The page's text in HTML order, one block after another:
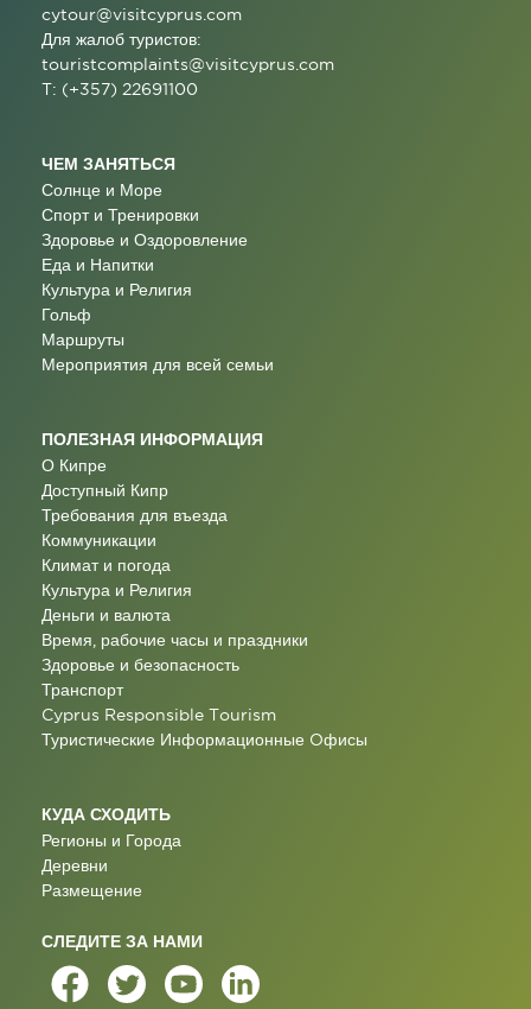
cytour@visitcyprus.com
Для жалоб туристов:
touristcomplaints@visitcyprus.com
T: (+357) 22691100
ЧЕМ ЗАНЯТЬСЯ
Солнце и Море
Спорт и Тренировки
Здоровье и Оздоровление
Еда и Напитки
Культура и Религия
Гольф
Маршруты
Мероприятия для всей семьи
ПОЛЕЗНАЯ ИНФОРМАЦИЯ
О Кипре
Доступный Кипр
Требования для въезда
Коммуникации
Климат и погода
Культура и Религия
Деньги и валюта
Время, рабочие часы и праздники
Здоровье и безопасность
Транспорт
Cyprus Responsible Tourism
Туристические Информационные Oфисы
КУДА СХОДИТЬ
Регионы и Города
Деревни
Размещение
СЛЕДИТЕ ЗА НАМИ